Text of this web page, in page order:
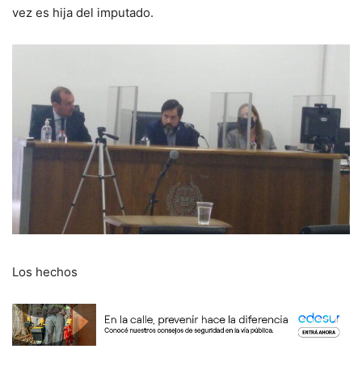
vez es hija del imputado.
Los hechos